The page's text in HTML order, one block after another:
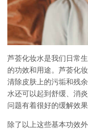
芦荟化妆水是我们日常
的功效和用途。芦荟化
清除皮肤上的污垢和残
水还可以起到舒缓、消
问题有着很好的缓解效果
除了以上这些基本功效